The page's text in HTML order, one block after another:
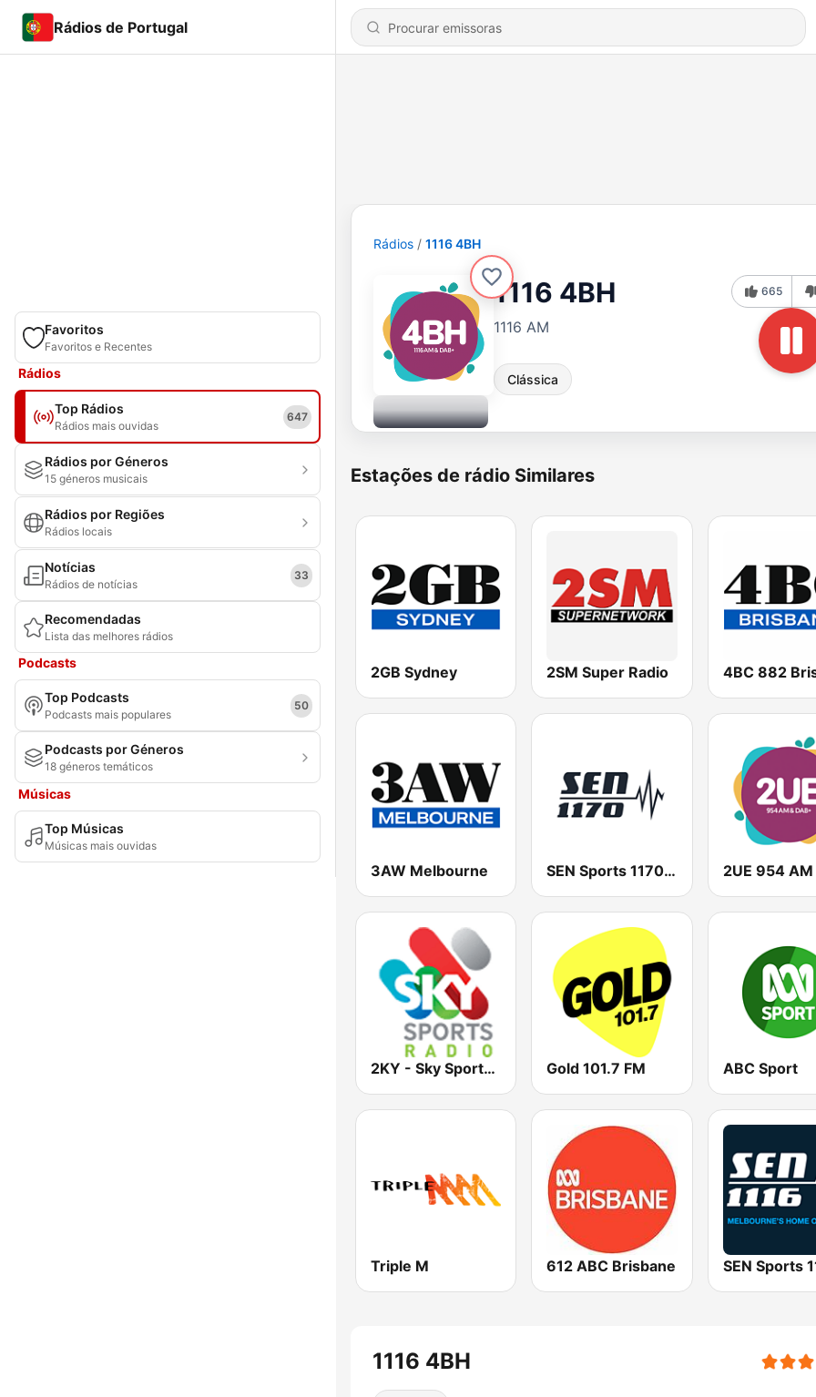
Rádios de Portugal
Favoritos
Favoritos e Recentes
Rádios
Top Rádios
Rádios mais ouvidas
647
Rádios por Géneros
15 géneros musicais
Rádios por Regiões
Rádios locais
Notícias
Rádios de notícias
33
Recomendadas
Lista das melhores rádios
Podcasts
Top Podcasts
Podcasts mais populares
50
Podcasts por Géneros
18 géneros temáticos
Músicas
Top Músicas
Músicas mais ouvidas
Rádios 1116 4BH
1116 4BH
1116 AM
Clássica
665
Estações de rádio Similares
2GB Sydney 2SM Super Radio
3AW Melbourne SEN Sports 1170 Sydney 2UE 954 AM
2KY - Sky Sports Radio Gold 101.7 FM ABC Sport
Triple M 612 ABC Brisbane
1116 4BH